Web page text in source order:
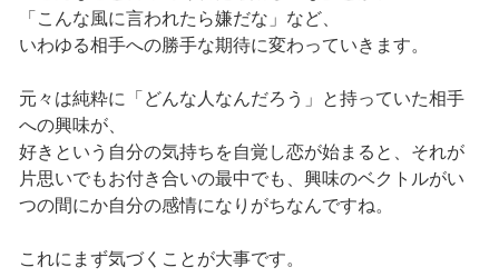
「こんな風に言われたら嫌だな」など、
いわゆる相手への勝手な期待に変わっていきます。
元々は純粋に「どんな人なんだろう」と持っていた相手
への興味が、
好きという自分の気持ちを自覚し恋が始まると、それが
片思いでもお付き合いの最中でも、興味のベクトルがい
つの間にか自分の感情になりがちなんですね。
これにまず気づくことが大事です。